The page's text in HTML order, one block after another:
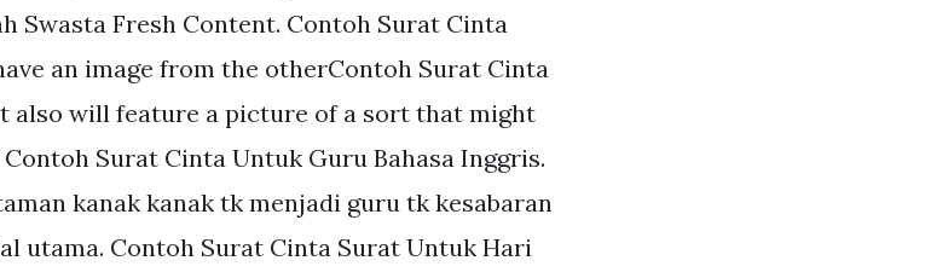
Swasta Fresh Content. Contoh Surat Cinta
an image from the otherContoh Surat Cinta
also will feature a picture of a sort that might
Surat Cinta Untuk Guru Bahasa Inggris.
kanak kanak tk menjadi guru tk kesabaran
utama. Contoh Surat Cinta Surat Untuk Hari